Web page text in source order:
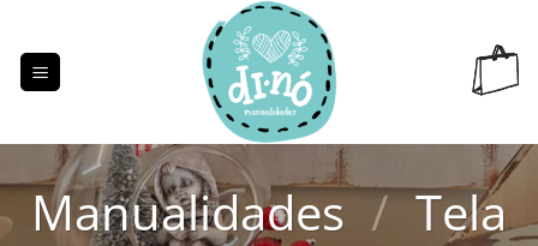
contenido
Manualidades / Tela